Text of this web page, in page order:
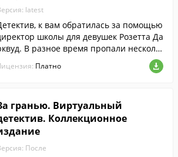
latest
к вам обратилась за помощью
школы для девушек Розетта Да
В разное время пропали несколь
ко учениц, и все эти истории объединяе
одно имя - Дориан Блэк.
Платно
гранью. Виртуальный
Коллекционное
После